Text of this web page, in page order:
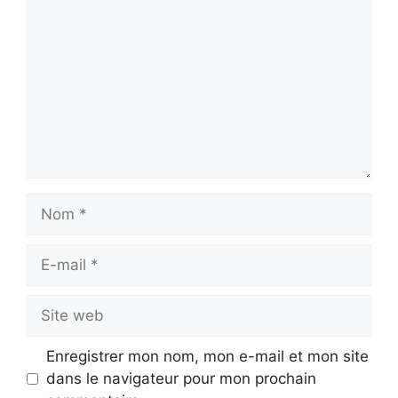
mail
web
Enregistrer mon nom, mon e-mail et mon site
dans le navigateur pour mon prochain